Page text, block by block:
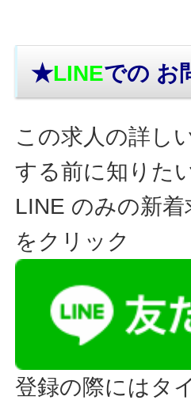
★LINEでの お
この求人の詳し
する前に知りた
LINE のみの新
をクリック
登録の際にはタ